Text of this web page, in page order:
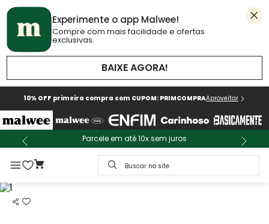
Experimente o app Malwee!
Compre com mais facilidade e ofertas
exclusivas.
BAIXE AGORA!
10% OFF primeira compra com CUPOM: PRIMCOMPRAAproveitar
Parcele em até 10x sem juros
Buscar no site